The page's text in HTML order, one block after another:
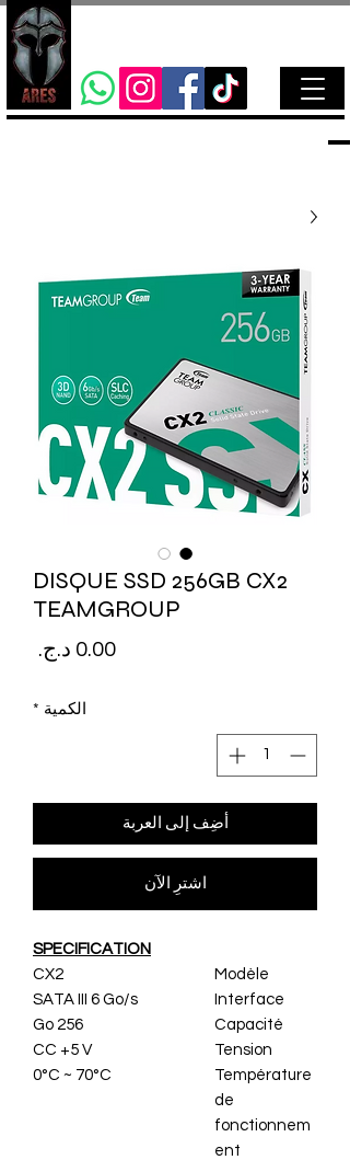
DISQUE SSD 256GB CX2
TEAMGROUP
الكمية *
أضِف إلى العربة
اشترِ الآن
SPECIFICATION
Modèle
CX2
Interface
SATA III 6 Go/s
Capacité
256 Go
Tension
CC +5 V
Température
de
fonctionnem
ent
0°C ~ 70°C